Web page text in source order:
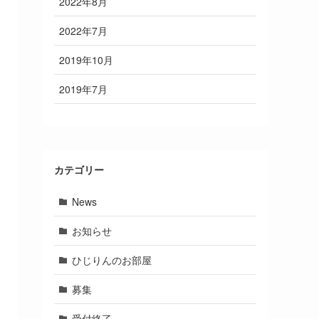
2022年7月
2019年10月
2019年7月
カテゴリー
News
お知らせ
ひじりんのお部屋
募集